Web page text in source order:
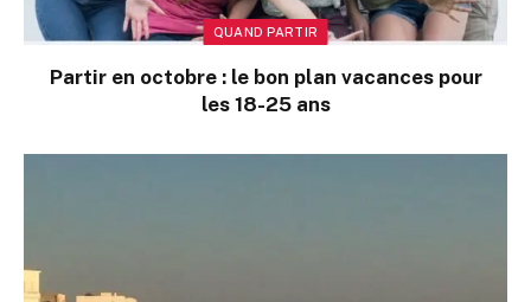
QUAND PARTIR
Partir en octobre : le bon plan vacances pour
les 18-25 ans